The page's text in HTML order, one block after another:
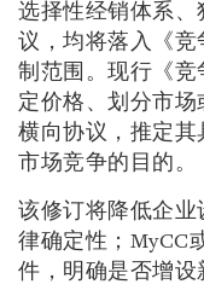
选择性经销体系
议，均将落入《竞
制范围。现行《竞
定价格、划分市场
横向协议，推定其
市场竞争的目的。
该修订将降低企
律确定性；MyCC
件，明确是否增